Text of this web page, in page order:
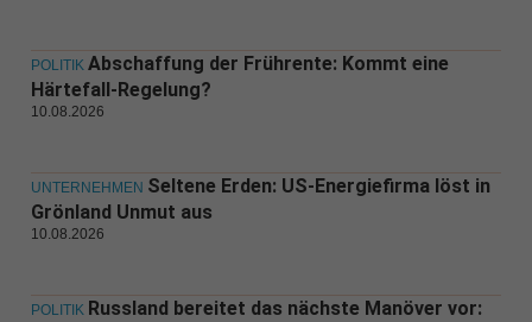
POLITIK Abschaffung der Frührente: Kommt eine
Härtefall-Regelung?
10.08.2026
UNTERNEHMEN Seltene Erden: US-Energiefirma löst in
Grönland Unmut aus
10.08.2026
POLITIK Russland bereitet das nächste Manöver vor: